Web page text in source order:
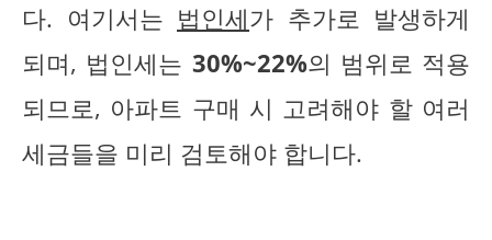
다. 여기서는 법인세가 추가로 발생하게
되며, 법인세는 30%~22%의 범위로 적용
되므로, 아파트 구매 시 고려해야 할 여러
세금들을 미리 검토해야 합니다.